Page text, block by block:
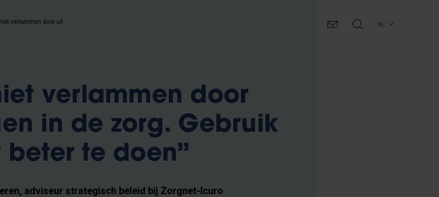
NL
verlammen door
in de zorg. Gebruik
beter te doen”
adviseur strategisch beleid bij Zorgnet-Icuro